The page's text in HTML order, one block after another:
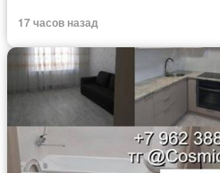
17 часов назад